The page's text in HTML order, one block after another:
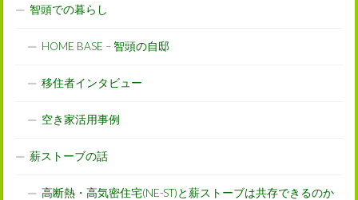
智頭での暮らし
HOME BASE – 智頭の自邸
移住者インタビュー
空き家活用事例
薪ストーブの話
高断熱・高気密住宅(NE-ST)と薪ストーブは共存できるのか